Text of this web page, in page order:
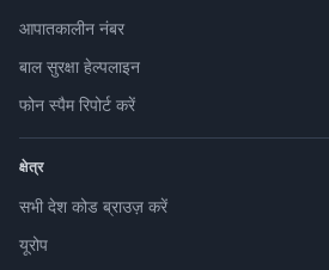
आपातकालीन नंबर
बाल सुरक्षा हेल्पलाइन
फोन स्पैम रिपोर्ट करें
क्षेत्र
सभी देश कोड ब्राउज़ करें
यूरोप